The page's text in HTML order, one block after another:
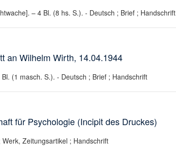
– 4 Bl. (8 hs. S.). - Deutsch ; Brief ; Handschrift
an Wilhelm Wirth, 14.04.1944
(1 masch. S.). - Deutsch ; Brief ; Handschrift
für Psychologie (Incipit des Druckes)
Zeitungsartikel ; Handschrift